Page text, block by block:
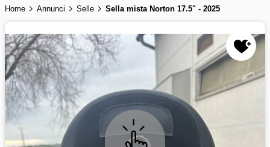
Home Annunci Selle Sella mista Norton 17.5" - 2025